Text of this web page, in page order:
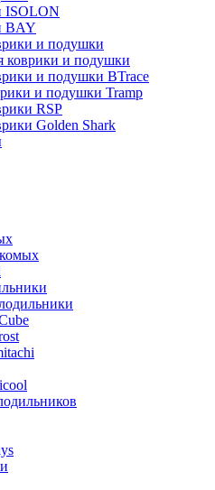
ISOLON
BAY
и подушки
коврики и подушки
и подушки BTrace
и подушки Tramp
RSP
Golden Shark